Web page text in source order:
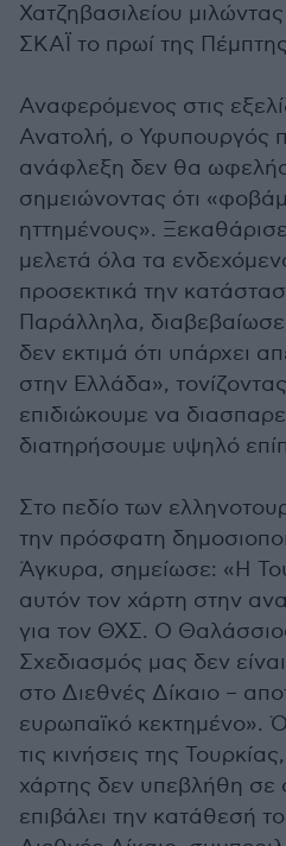
Χατζηβασιλείου
ΣΚΑΪ το πρωί της
Αναφερόμενος στις
Ανατολή, ο Υφυπουργός
ανάφλεξη δεν θα
σημειώνοντας ότι
ηττημένους».
μελετά όλα τα
προσεκτικά την
Παράλληλα,
δεν εκτιμά ότι υπάρχει
στην Ελλάδα»,
επιδιώκουμε να
διατηρήσουμε υψηλό
Στο πεδίο των
την πρόσφατη
Άγκυρα, σημείωσε: «Η
αυτόν τον χάρτη στην
για τον ΘΧΣ. Ο
Σχεδιασμός μας δεν
στο Διεθνές Δίκαιο –
ευρωπαϊκό κεκτημένο».
τις κινήσεις της
χάρτης δεν υπεβλήθη σε
επιβάλει την κατάθεσή